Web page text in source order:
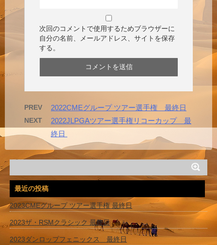
次回のコメントで使用するためブラウザーに
自分の名前、メールアドレス、サイトを保存
する。
PREV 2022CMEグループ ツアー選手権 最終日
NEXT
2022JLPGAツアー選手権リコーカップ 最
終日
最近の投稿
2023CMEグループ ツアー選手権 最終日
2023ザ・RSMクラシック 最終日
2023ダンロップフェニックス 最終日